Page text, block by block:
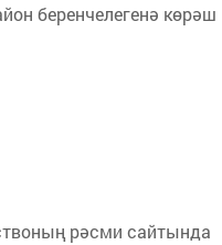
беренчелегенә көрәш
рәсми сайтында